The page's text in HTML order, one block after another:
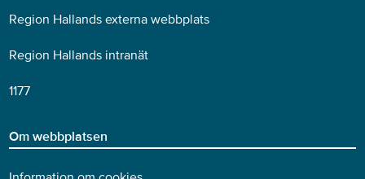
Region Hallands externa webbplats
Region Hallands intranät
1177
Om webbplatsen